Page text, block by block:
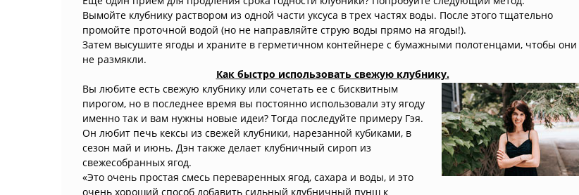
Вымойте клубнику раствором из одной части уксуса в трех частях воды. После этого тщательно
промойте проточной водой (но не направляйте струю воды прямо на ягоды!).
Затем высушите ягоды и храните в герметичном контейнере с бумажными полотенцами, чтобы они
не размякли.
Как быстро использовать свежую клубнику.
Вы любите есть свежую клубнику или сочетать ее с бисквитным
пирогом, но в последнее время вы постоянно использовали эту ягоду
именно так и вам нужны новые идеи? Тогда последуйте примеру Гэя.
Он любит печь кексы из свежей клубники, нарезанной кубиками, в
сезон май и июнь. Дэн также делает клубничный сироп из
свежесобранных ягод.
«Это очень простая смесь переваренных ягод, сахара и воды, и это
очень хороший способ добавить сильный клубничный пунш к